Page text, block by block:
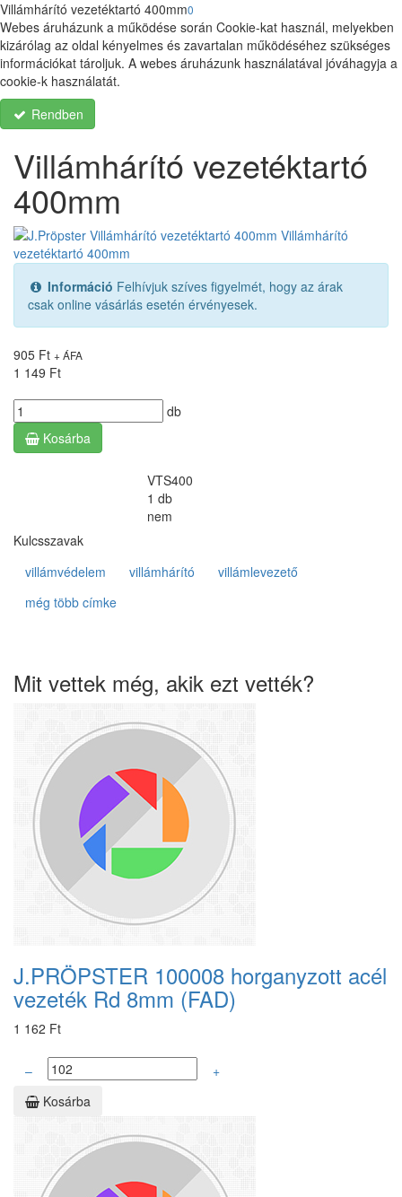
Villámhárító vezetéktartó 400mm0
Webes áruházunk a működése során Cookie-kat használ, melyekben
kizárólag az oldal kényelmes és zavartalan működéséhez szükséges
információkat tároljuk. A webes áruházunk használatával jóváhagyja a
cookie-k használatát.
Rendben
Villámhárító vezetéktartó
400mm
Információ Felhívjuk szíves figyelmét, hogy az árak
csak online vásárlás esetén érvényesek.
905 Ft + ÁFA
1 149 Ft
db
Kosárba
VTS400
1 db
nem
Kulcsszavak
villámvédelem
villámhárító
villámlevezető
még több címke
Mit vettek még, akik ezt vették?
J.PRÖPSTER 100008 horganyzott acél
vezeték Rd 8mm (FAD)
1 162 Ft
–
+
Kosárba